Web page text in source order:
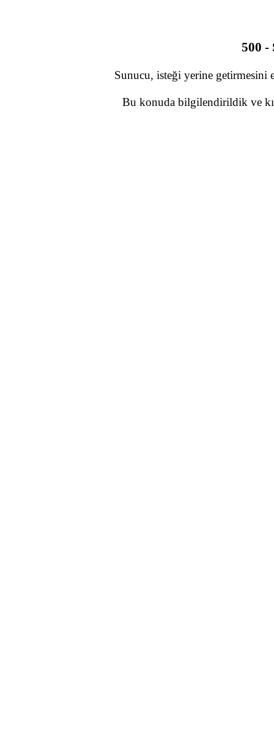
500 -
Sunucu, isteği yerine getirmesini
Bu konuda bilgilendirildik ve